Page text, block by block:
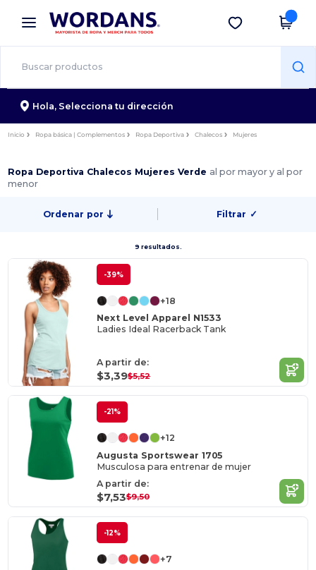
× App de Wordans
¡Mejores precios en app!
Descargar app
Hola, Selecciona tu dirección
Inicio Ropa básica | Complementos Ropa Deportiva Chalecos Mujeres
Ropa Deportiva Chalecos Mujeres Verde al por mayor y al por
menor
Ordenar por Filtrar ✓
9 resultados.
-39%
+18
Next Level Apparel N1533
Ladies Ideal Racerback Tank
A partir de:
$3,39$5,52
-21%
+12
Augusta Sportswear 1705
Musculosa para entrenar de mujer
A partir de:
$7,53$9,50
-12%
+7